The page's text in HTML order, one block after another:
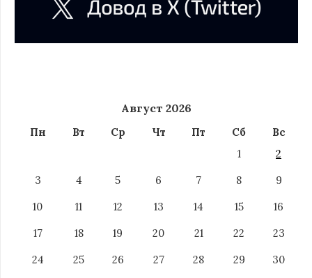
Август 2026
Пн Вт Ср Чт Пт Сб
Вс
1
2
3
4 5 6 7 8
9
10
11 12 13 14 15
16
17
18 19 20 21 22
23
24
25 26 27 28 29
30